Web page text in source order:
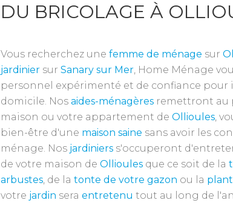
DU BRICOLAGE À
Vous recherchez une femme de ménage sur
jardinier sur Sanary sur Mer, Home Ménage
personnel expérimenté et de confiance pour
domicile. Nos aides-ménagères remettront au
maison ou votre appartement de Ollioules,
bien-être d'une maison saine sans avoir les
ménage. Nos jardiniers s'occuperont
de votre maison de Ollioules que ce soit de la
arbustes, de la tonte de votre gazon ou la
votre jardin sera entretenu tout au long de